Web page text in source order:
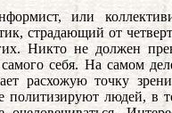
или
страдающий от
Никто не должен
себя. На самом
расхожую точку
политизируют людей, в